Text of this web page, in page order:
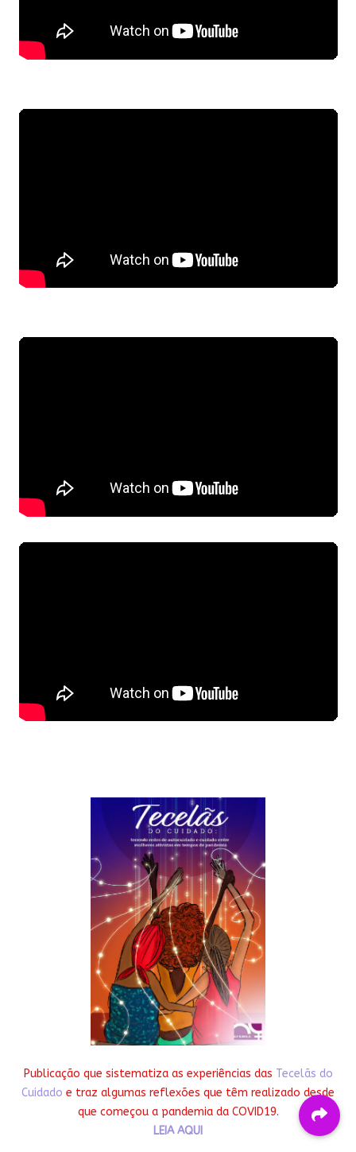
Publicação que sistematiza as experiências das Tecelãs do
Cuidado e traz algumas reflexões que têm realizado desde
que começou a pandemia da COVID19.
LEIA AQUI